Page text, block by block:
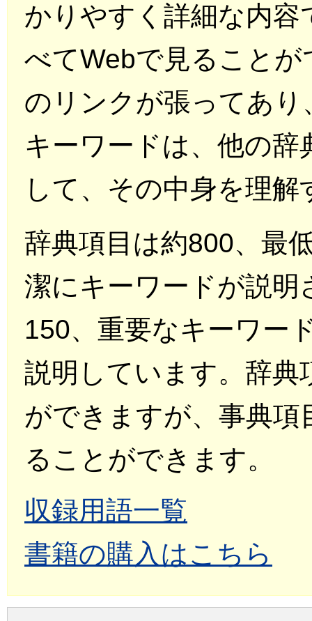
かりやすく詳細な内容
べてWebで見ること
のリンクが張ってあ
キーワードは、他の
して、その中身を理
辞典項目は約800、最
潔にキーワードが説明
150、重要なキーワー
説明しています。辞
ができますが、事典
ることができます。
収録用語一覧
書籍の購入はこちら